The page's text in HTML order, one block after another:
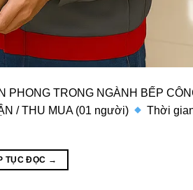
TRONG NGÀNH BẾP
/ THU MUA (01 người)
Thời
TỤC ĐỌC →